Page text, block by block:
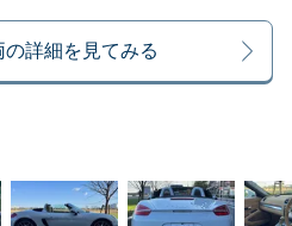
の詳細を見てみる